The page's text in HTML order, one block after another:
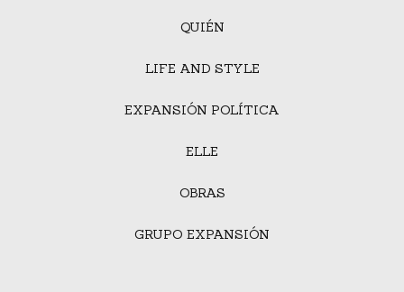
QUIÉN
LIFE AND STYLE
EXPANSIÓN POLÍTICA
ELLE
OBRAS
GRUPO EXPANSIÓN